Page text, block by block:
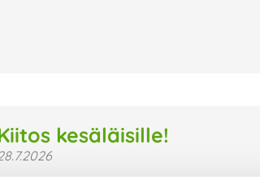
kesäläisille!